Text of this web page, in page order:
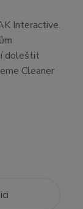
Interactive.
doleštit
Cleaner